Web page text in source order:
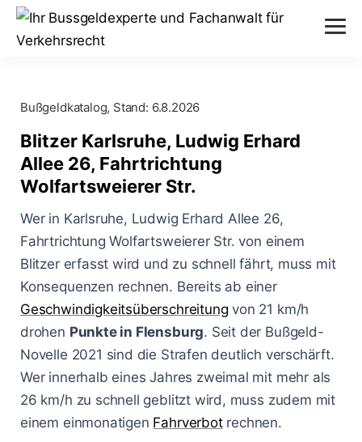
Abstand nicht eingehalten
Geschwindigkeitsüberschreitung
Rote Ampel überfahren
Anhörung im Bußgeldverfahren
Fahrerflucht
Fahrverbot
Illegale Autorennen
Online-Anhörung
Punkte in Flensburg
Zeugenfragebogen
Paragraphen
§ 24 StVG
§ 25 StVG
§ 28 StVG
§ 49 StVO
§ 315 StGB
§ 55 OWiG
§ 67 OWiG
Messverfahren
ESO ES 8.0
PoliScan Speed
TraffiStar S350
Lasermessungen
Blog
Kampf gegen Raser
Verkehrsunfälle
Änderungen 2025
Blitzer
Aachen - Krefelder Str.
A3 - Solingen
Berlin - Schönhauser Allee
Zum Bußgeldcheck
Bußgeldkatalog, Stand: 6.8.2026
Blitzer Karlsruhe, Ludwig Erhard
Allee 26, Fahrtrichtung
Wolfartsweierer Str.
Wer in Karlsruhe, Ludwig Erhard Allee 26,
Fahrtrichtung Wolfartsweierer Str. von einem
Blitzer erfasst wird und zu schnell fährt, muss mit
Konsequenzen rechnen. Bereits ab einer
Geschwindigkeitsüberschreitung von 21 km/h
drohen Punkte in Flensburg. Seit der Bußgeld-
Novelle 2021 sind die Strafen deutlich verschärft.
Wer innerhalb eines Jahres zweimal mit mehr als
26 km/h zu schnell geblitzt wird, muss zudem mit
einem einmonatigen Fahrverbotrechnen.